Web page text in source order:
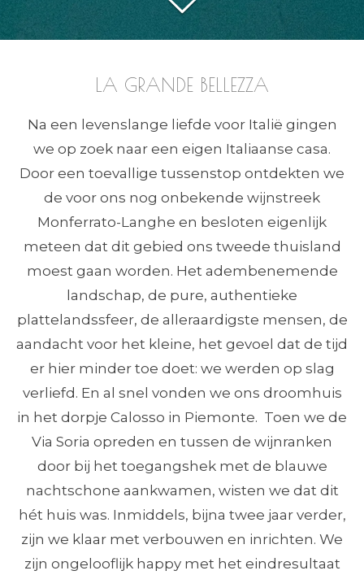
LA GRANDE BELLEZZA
Na een levenslange liefde voor Italië gingen
we op zoek naar een eigen Italiaanse casa.
Door een toevallige tussenstop ontdekten we
de voor ons nog onbekende wijnstreek
Monferrato-Langhe en besloten eigenlijk
meteen dat dit gebied ons tweede thuisland
moest gaan worden. Het adembenemende
landschap, de pure, authentieke
plattelandssfeer, de alleraardigste mensen, de
aandacht voor het kleine, het gevoel dat de tijd
er hier minder toe doet: we werden op slag
verliefd. En al snel vonden we ons droomhuis
in het dorpje Calosso in Piemonte. Toen we de
Via Soria opreden en tussen de wijnranken
door bij het toegangshek met de blauwe
nachtschone aankwamen, wisten we dat dit
hét huis was. Inmiddels, bijna twee jaar verder,
zijn we klaar met verbouwen en inrichten. We
zijn ongelooflijk happy met het eindresultaat